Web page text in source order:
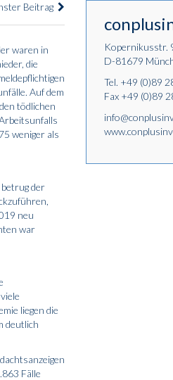
Beitrag
waren in
die
Auf dem
tödlichen
weniger als
der
neu
war
liegen die
deutlich
Fälle
Kopernikusstr.
D-81679
Tel. +49 (0)89
Fax +49 (0)89